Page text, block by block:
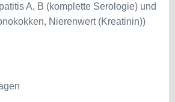
A, B (komplette Serologie) und
Nierenwert (Kreatinin))